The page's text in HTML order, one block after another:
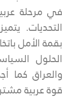
في مرحلة
التحديات.
بقمة الأمل
الحلول
والعراق كما
قوة عربية